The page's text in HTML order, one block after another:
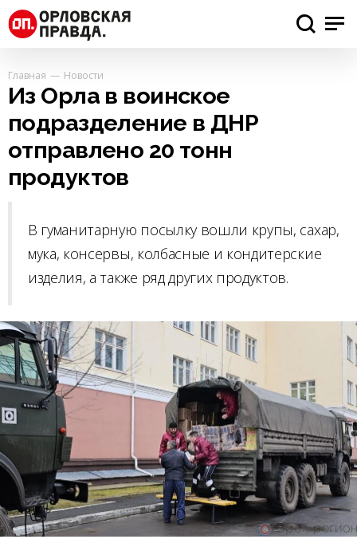
Главная Новости
Из Орла в воинское
подразделение в ДНР
отправлено 20 тонн
продуктов
В гуманитарную посылку вошли крупы, сахар,
мука, консервы, колбасные и кондитерские
изделия, а также ряд других продуктов.